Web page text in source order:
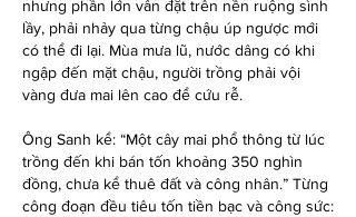
nhưng phần lớn vẫn đặt trên nền ruộng sình
lầy, phải nhảy qua từng chậu úp ngược mới
có thể đi lại. Mùa mưa lũ, nước dâng có khi
ngập đến mặt chậu, người trồng phải vội
vàng đưa mai lên cao để cứu rễ.
Ông Sanh kể: “Một cây mai phổ thông từ lúc
trồng đến khi bán tốn khoảng 350 nghìn
đồng, chưa kể thuê đất và công nhân.” Từng
công đoạn đều tiêu tốn tiền bạc và công sức: